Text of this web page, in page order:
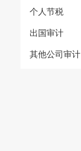
个人节税
出国审计
其他公司审计